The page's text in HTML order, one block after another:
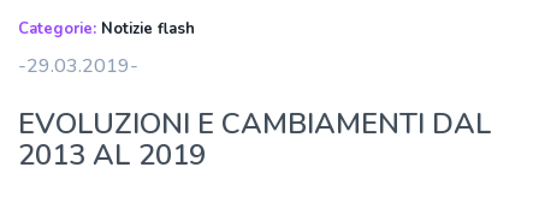
Categorie: Notizie flash
-29.03.2019-
EVOLUZIONI E CAMBIAMENTI DAL
2013 AL 2019